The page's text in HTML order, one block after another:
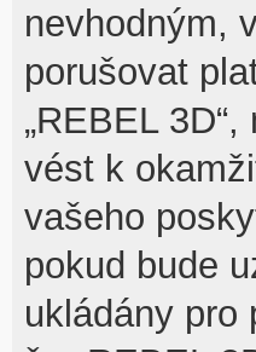
nevhodným,
porušovat
„REBEL
vést k
vašeho
pokud bude
ukládány pro